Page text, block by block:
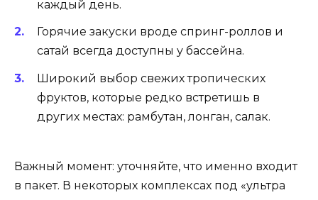
каждый день.
Горячие закуски вроде спринг-роллов и
сатай всегда доступны у бассейна.
Широкий выбор свежих тропических
фруктов, которые редко встретишь в
других местах: рамбутан, лонган, салак.
Важный момент: уточняйте, что именно входит
в пакет. В некоторых комплексах под «ультра